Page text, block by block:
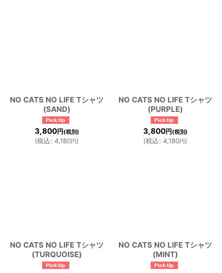
NO CATS NO LIFE Tシャツ
(SAND)
3,800円(税別)
(税込: 4,180円)
NO CATS NO LIFE Tシャツ
(PURPLE)
3,800円(税別)
(税込: 4,180円)
NO CATS NO LIFE Tシャツ
(TURQUOISE)
NO CATS NO LIFE Tシャツ
(MINT)